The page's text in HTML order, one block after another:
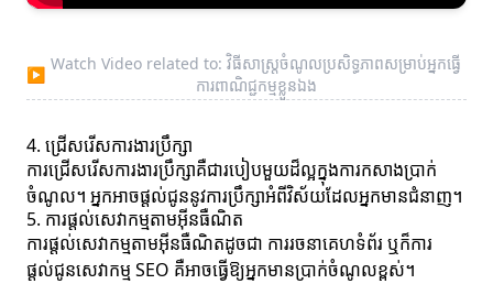
▶
Watch Video related to: វិធីសាស្រ្តចំណូលប្រសិទ្ធភាពសម្រាប់អ្នកធ្វើ
ការពាណិជ្ជកម្មខ្លួនឯង
4. ជ្រើសរើសការងារប្រឹក្សា
ការជ្រើសរើសការងារប្រឹក្សាគឺជារបៀបមួយដ៏ល្អក្នុងការកសាងប្រាក់
ចំណូល។ អ្នកអាចផ្តល់ជូននូវការប្រឹក្សាអំពីវិស័យដែលអ្នកមានជំនាញ។
5. ការផ្តល់សេវាកម្មតាមអ៊ីនធឺណិត
ការផ្តល់សេវាកម្មតាមអ៊ីនធឺណិតដូចជា ការរចនាគេហទំព័រ ឬក៏ការ
ផ្តល់ជូនសេវាកម្ម SEO គឺអាចធ្វើឱ្យអ្នកមានប្រាក់ចំណូលខ្ពស់។